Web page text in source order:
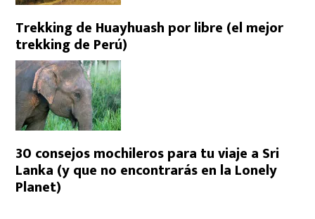
Trekking de Huayhuash por libre (el mejor
trekking de Perú)
30 consejos mochileros para tu viaje a Sri
Lanka (y que no encontrarás en la Lonely
Planet)